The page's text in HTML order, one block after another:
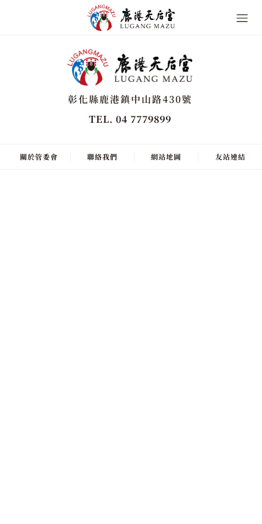
彰化縣鹿港鎮中山路430號
TEL. 04 7779899
關於管委會 聯絡我們 網站地圖 友站連結